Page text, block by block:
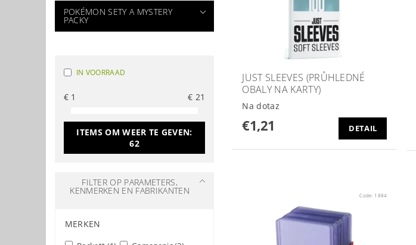
POKÉMON SETY A MYSTERY
PACKY
IN VOORRAAD
€ 1 € 21
ITEMS OM WEER TE GEVEN:
62
FILTER OP PARAMETERS,
KENMERKEN EN FABRIKANTEN
MERKEN
JUST SLEEVES (PRŮHLEDNÉ
OBALY NA KARTY)
Na dotaz
€1,21 DETAIL
Code: 1884